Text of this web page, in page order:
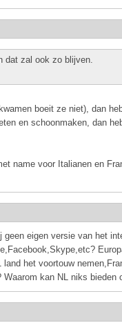
dat zal ook zo blijven.
boeit ze niet), dan
en schoonmaken, dan
name voor Italianen en
eigen versie van het
het voortouw
kan NL niks bieden